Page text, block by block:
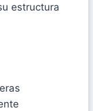
estructura